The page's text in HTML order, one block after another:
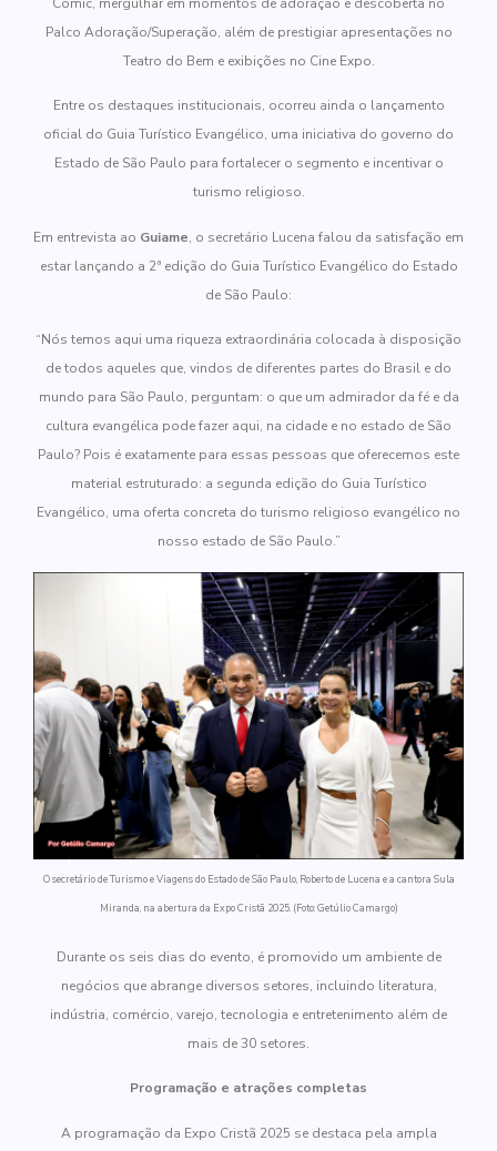
Palco Adoração/Superação, além de prestigiar apresentações no
Teatro do Bem e exibições no Cine Expo.
Entre os destaques institucionais, ocorreu ainda o lançamento
oficial do Guia Turístico Evangélico, uma iniciativa do governo do
Estado de São Paulo para fortalecer o segmento e incentivar o
turismo religioso.
Em entrevista ao Guiame, o secretário Lucena falou da satisfação em
estar lançando a 2ª edição do Guia Turístico Evangélico do Estado
de São Paulo:
“Nós temos aqui uma riqueza extraordinária colocada à disposição
de todos aqueles que, vindos de diferentes partes do Brasil e do
mundo para São Paulo, perguntam: o que um admirador da fé e da
cultura evangélica pode fazer aqui, na cidade e no estado de São
Paulo? Pois é exatamente para essas pessoas que oferecemos este
material estruturado: a segunda edição do Guia Turístico
Evangélico, uma oferta concreta do turismo religioso evangélico no
nosso estado de São Paulo.”
O secretário de Turismo e Viagens do Estado de São Paulo, Roberto de Lucena e a cantora Sula
Miranda, na abertura da Expo Cristã 2025. (Foto: Getúlio Camargo)
Durante os seis dias do evento, é promovido um ambiente de
negócios que abrange diversos setores, incluindo literatura,
indústria, comércio, varejo, tecnologia e entretenimento além de
mais de 30 setores.
Programação e atrações completas
A programação da Expo Cristã 2025 se destaca pela ampla